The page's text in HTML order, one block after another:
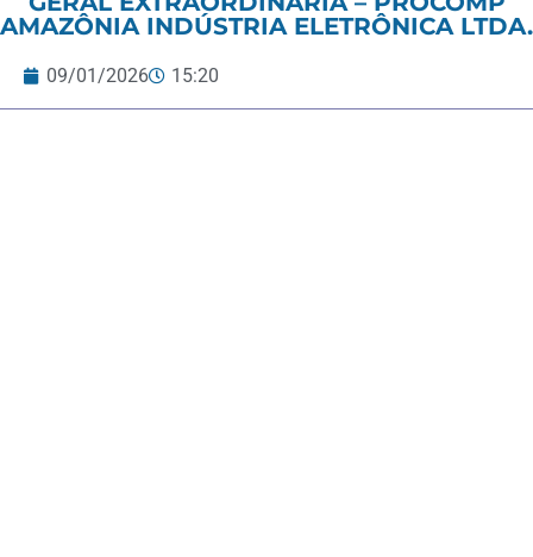
AMAZÔNIA INDÚSTRIA ELETRÔNICA LTDA.
09/01/2026 15:20